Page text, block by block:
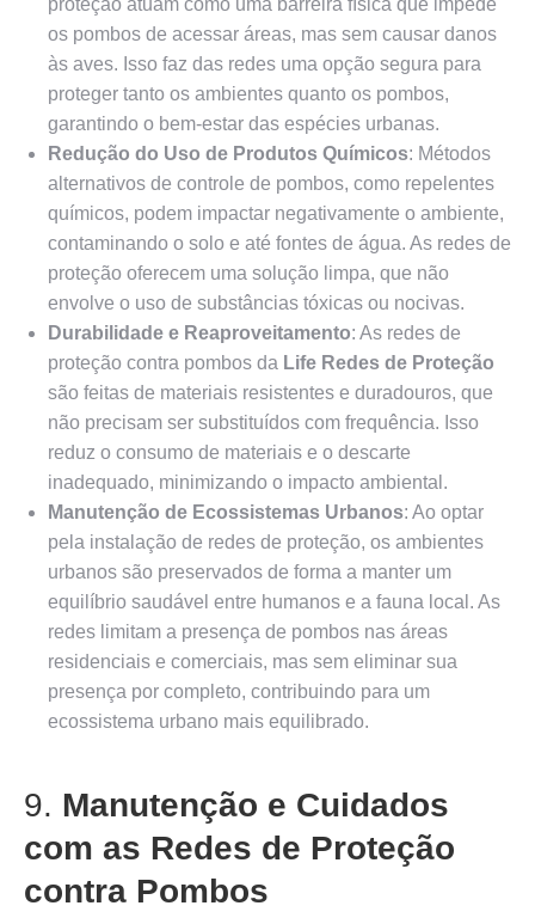
proteção atuam como uma barreira física que impede
os pombos de acessar áreas, mas sem causar danos
às aves. Isso faz das redes uma opção segura para
proteger tanto os ambientes quanto os pombos,
garantindo o bem-estar das espécies urbanas.
Redução do Uso de Produtos Químicos: Métodos
alternativos de controle de pombos, como repelentes
químicos, podem impactar negativamente o ambiente,
contaminando o solo e até fontes de água. As redes de
proteção oferecem uma solução limpa, que não
envolve o uso de substâncias tóxicas ou nocivas.
Durabilidade e Reaproveitamento: As redes de
proteção contra pombos da Life Redes de Proteção
são feitas de materiais resistentes e duradouros, que
não precisam ser substituídos com frequência. Isso
reduz o consumo de materiais e o descarte
inadequado, minimizando o impacto ambiental.
Manutenção de Ecossistemas Urbanos: Ao optar
pela instalação de redes de proteção, os ambientes
urbanos são preservados de forma a manter um
equilíbrio saudável entre humanos e a fauna local. As
redes limitam a presença de pombos nas áreas
residenciais e comerciais, mas sem eliminar sua
presença por completo, contribuindo para um
ecossistema urbano mais equilibrado.
9. Manutenção e Cuidados
com as Redes de Proteção
contra Pombos